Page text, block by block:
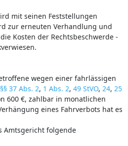
mit seinen Feststellungen
zur erneuten Verhandlung und
Kosten der Rechtsbeschwerde -
wegen einer fahrlässigen
§§ 37 Abs. 2, 1 Abs. 2, 49 StVO, 24, 25
600 €, zahlbar in monatlichen
eines Fahrverbots hat es
Amtsgericht folgende